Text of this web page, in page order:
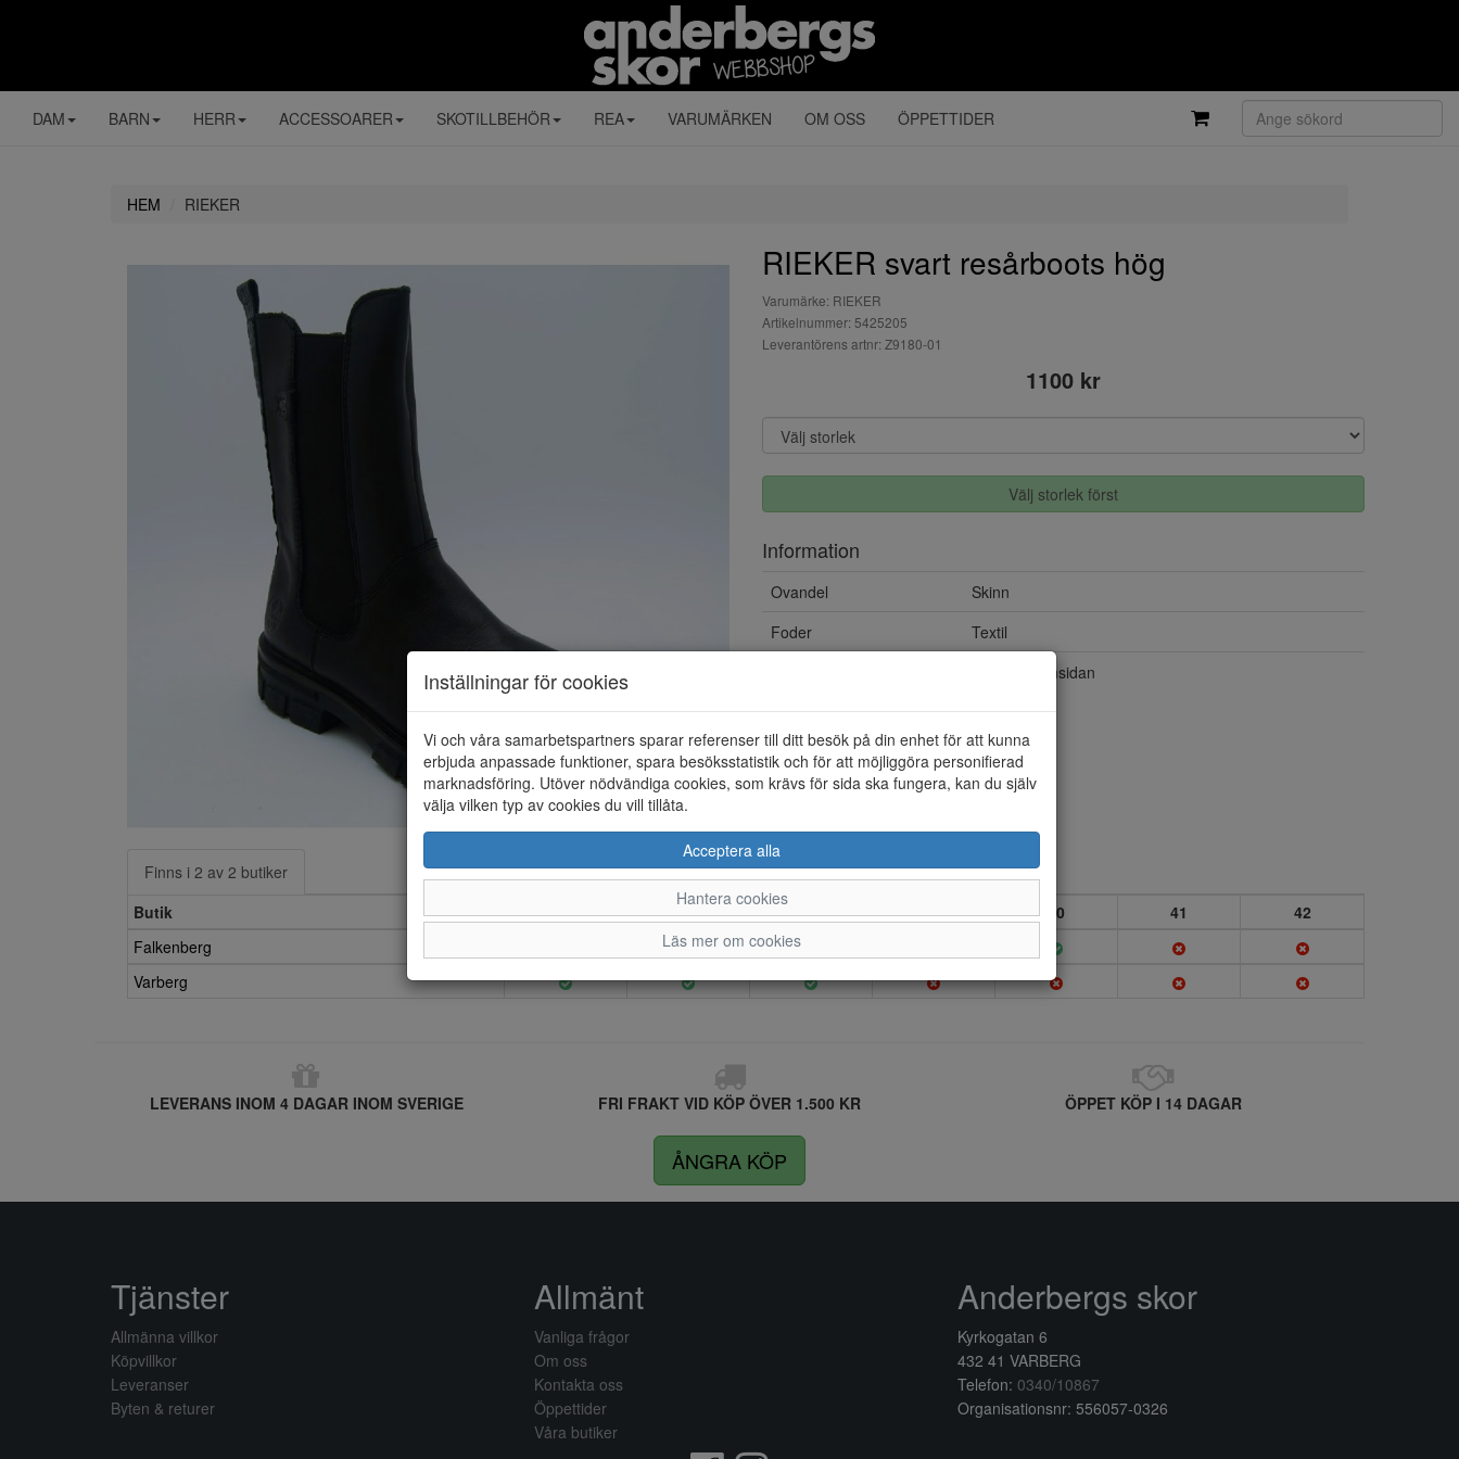
DAM BARN HERR ACCESSOARER SKOTILLBEHÖR REA VARUMÄRKEN OM OSS ÖPPETTIDER
HEM RIEKER
RIEKER svart resårboots hög
Varumärke: RIEKER
Artikelnummer: 5425205
Leverantörens artnr: Z9180-01
1100 kr
Välj storlek först
Information
Ovandel
Skinn
Foder
Textil
Dragkedja insidan
Finns i 2 av 2 butiker
Butik
36 37 38 39 40 41
42
Falkenberg
Varberg
LEVERANS INOM 4 DAGAR INOM SVERIGE FRI FRAKT VID KÖP ÖVER 1.500 KR ÖPPET KÖP I 14 DAGAR
ÅNGRA KÖP
Inställningar för cookies
Vi och våra samarbetspartners sparar referenser till ditt besök på din enhet för att kunna
erbjuda anpassade funktioner, spara besöksstatistik och för att möjliggöra personifierad
marknadsföring. Utöver nödvändiga cookies, som krävs för sida ska fungera, kan du själv
välja vilken typ av cookies du vill tillåta.
Acceptera alla
Hantera cookies
Läs mer om cookies
Tjänster
Allmänna villkor
Köpvillkor
Leveranser
Byten & returer
Allmänt
Vanliga frågor
Om oss
Kontakta oss
Öppettider
Våra butiker
Anderbergs skor
Kyrkogatan 6
432 41 VARBERG
Telefon: 0340/10867
Organisationsnr: 556057-0326